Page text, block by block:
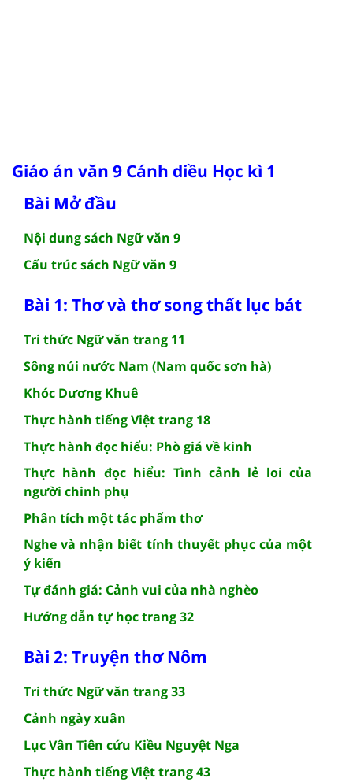
Giáo án văn 9 Cánh diều Học kì 1
Bài Mở đầu
Nội dung sách Ngữ văn 9
Cấu trúc sách Ngữ văn 9
Bài 1: Thơ và thơ song thất lục bát
Tri thức Ngữ văn trang 11
Sông núi nước Nam (Nam quốc sơn hà)
Khóc Dương Khuê
Thực hành tiếng Việt trang 18
Thực hành đọc hiểu: Phò giá về kinh
Thực hành đọc hiểu: Tình cảnh lẻ loi của
người chinh phụ
Phân tích một tác phẩm thơ
Nghe và nhận biết tính thuyết phục của một
ý kiến
Tự đánh giá: Cảnh vui của nhà nghèo
Hướng dẫn tự học trang 32
Bài 2: Truyện thơ Nôm
Tri thức Ngữ văn trang 33
Cảnh ngày xuân
Lục Vân Tiên cứu Kiều Nguyệt Nga
Thực hành tiếng Việt trang 43